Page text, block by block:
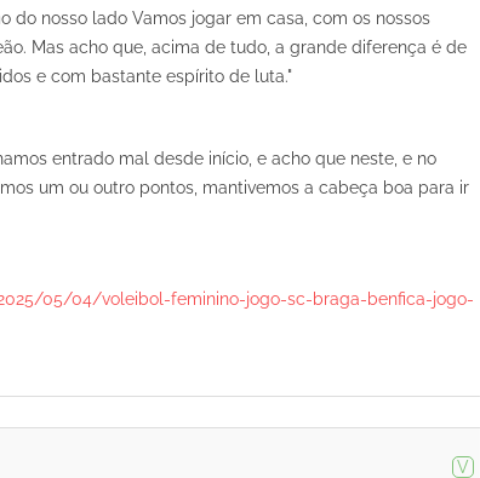
nosso lado Vamos jogar em casa, com os nossos
Mas acho que, acima de tudo, a grande diferença é de
e com bastante espírito de luta."
entrado mal desde início, e acho que neste, e no
um ou outro pontos, mantivemos a cabeça boa para ir
05/04/voleibol-feminino-jogo-sc-braga-benfica-jogo-
V